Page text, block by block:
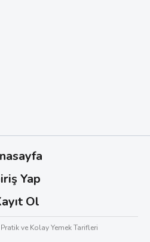
Yap
Ol
ve Kolay Yemek Tarifleri